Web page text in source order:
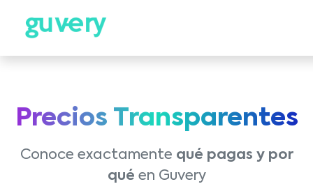
Precios Transparentes
Conoce exactamente qué pagas y por
qué en Guvery